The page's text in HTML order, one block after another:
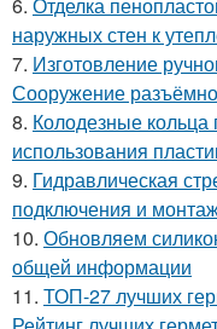
6. Отделка
наружных стен к
7. Изготовление
Сооружение
8. Колодезные
использования
9. Гидравлическая
подключения и
10. Обновляем
общей информации
11. ТОП-27 лучших